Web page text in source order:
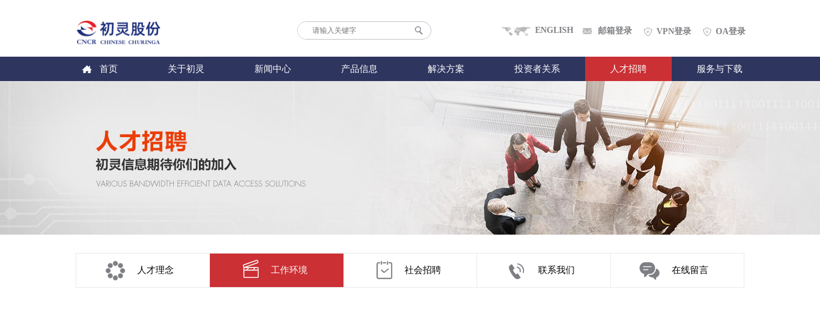
ENGLISH 邮箱登录 VPN登录 OA登录
首页 关于初灵 新闻中心 产品信息 解决方案 投资者关系 人才招聘 服务与下载
人才理念 工作环境 社会招聘 联系我们 在线留言